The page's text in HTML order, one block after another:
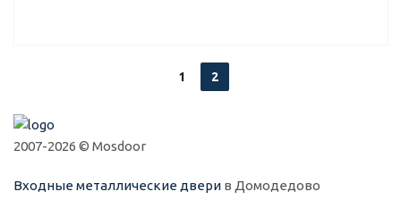
1 2
2007-2026 © Mosdoor
Входные металлические двери в Домодедово